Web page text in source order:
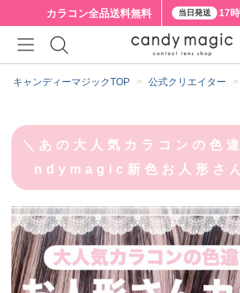
カラコン全品送料無料 当日発送 17
キャンディーマジックTOP 公式クリエイター
＼あの大人気カラコンの色
ndymagic新色お人形さ